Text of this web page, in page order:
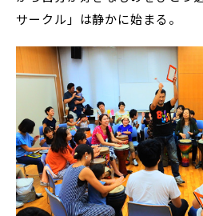
サークル」は静かに始まる。